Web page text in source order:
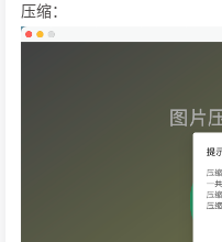
压缩：